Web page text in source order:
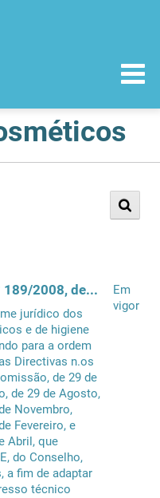
Decreto-Lei n.º 189/2008, de 24 de Setembro
jurídico dos
e de higiene
para a ordem
Directivas n.os
de 29 de
de 29 de Agosto,
Novembro,
Fevereiro, e
Abril, que
do Conselho,
a fim de adaptar
técnico
Em
vigor